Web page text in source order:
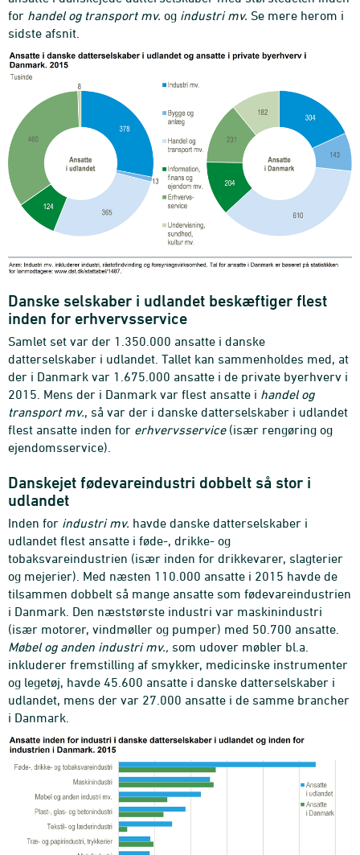
for handel og transport mv. og industri mv. Se mere herom i
sidste afsnit.
Danske selskaber i udlandet beskæftiger flest
inden for erhvervsservice
Samlet set var der 1.350.000 ansatte i danske
datterselskaber i udlandet. Tallet kan sammenholdes med, at
der i Danmark var 1.675.000 ansatte i de private byerhverv i
2015. Mens der i Danmark var flest ansatte i handel og
transport mv., så var der i danske datterselskaber i udlandet
flest ansatte inden for erhvervsservice(især rengøring og
ejendomsservice).
Danskejet fødevareindustri dobbelt så stor i
udlandet
Inden for industri mv. havde danske datterselskaber i
udlandet flest ansatte i føde-, drikke- og
tobaksvareindustrien (især inden for drikkevarer, slagterier
og mejerier). Med næsten 110.000 ansatte i 2015 havde de
tilsammen dobbelt så mange ansatte som fødevareindustrien
i Danmark. Den næststørste industri var maskinindustri
(især motorer, vindmøller og pumper) med 50.700 ansatte.
Møbel og anden industri mv., som udover møbler bl.a.
inkluderer fremstilling af smykker, medicinske instrumenter
og legetøj, havde 45.600 ansatte i danske datterselskaber i
udlandet, mens der var 27.000 ansatte i de samme brancher
i Danmark.